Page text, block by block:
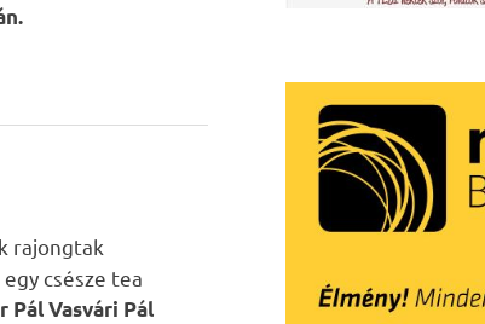
rajongtak
csésze tea
Pál Vasvári Pál